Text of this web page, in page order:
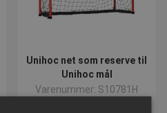
Unihoc net som reserve til
Unihoc mål
Varenummer: S10781H